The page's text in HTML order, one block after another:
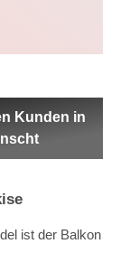
Kunden in
ist der Balkon